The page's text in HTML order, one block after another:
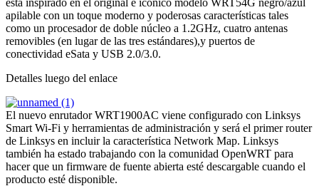
apilable con un toque moderno y poderosas características tales
como un procesador de doble núcleo a 1.2GHz, cuatro antenas
removibles (en lugar de las tres estándares),y puertos de
conectividad eSata y USB 2.0/3.0.
Detalles luego del enlace
El nuevo enrutador WRT1900AC viene configurado con Linksys
Smart Wi-Fi y herramientas de administración y será el primer router
de Linksys en incluir la característica Network Map. Linksys
también ha estado trabajando con la comunidad OpenWRT para
hacer que un firmware de fuente abierta esté descargable cuando el
producto esté disponible.